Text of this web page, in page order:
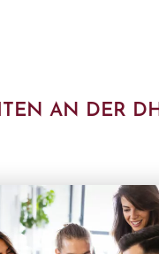
AN DER